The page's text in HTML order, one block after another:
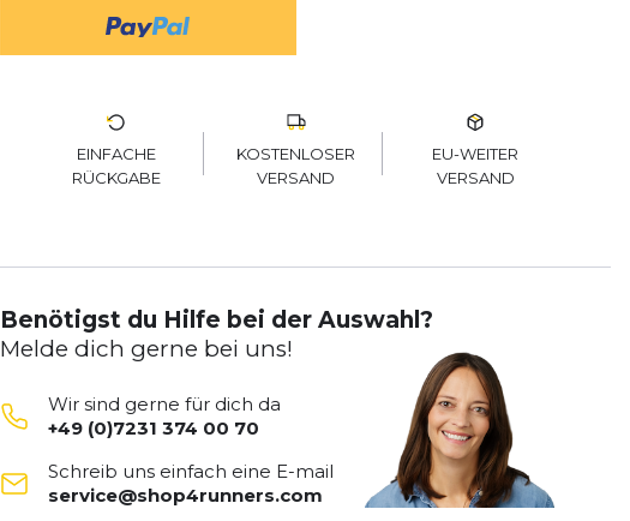
EINFACHE
RÜCKGABE
KOSTENLOSER
VERSAND
EU-WEITER
VERSAND
Benötigst du Hilfe bei der Auswahl?
Melde dich gerne bei uns!
Wir sind gerne für dich da
+49 (0)7231 374 00 70
Schreib uns einfach eine E-mail
service@shop4runners.com